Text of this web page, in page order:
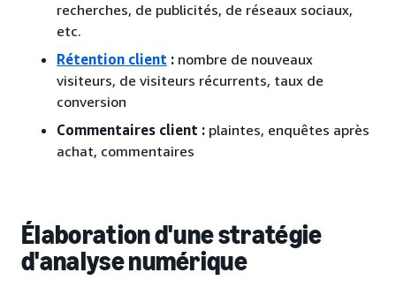
recherches, de publicités, de réseaux sociaux,
etc.
Rétention client : nombre de nouveaux
visiteurs, de visiteurs récurrents, taux de
conversion
Commentaires client : plaintes, enquêtes après
achat, commentaires
Élaboration d'une stratégie
d'analyse numérique